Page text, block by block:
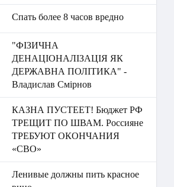
Спать более 8 часов вредно
"ФІЗИЧНА
ДЕНАЦІОНАЛІЗАЦІЯ ЯК
ДЕРЖАВНА ПОЛІТИКА" -
Владислав Смірнов
КАЗНА ПУСТЕЕТ! Бюджет РФ
ТРЕЩИТ ПО ШВАМ. Россияне
ТРЕБУЮТ ОКОНЧАНИЯ
«СВО»
Ленивые должны пить красное